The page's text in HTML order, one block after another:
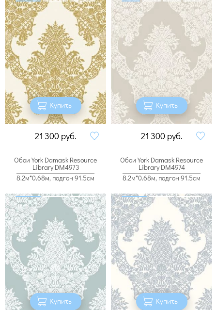
Купить
21 300 руб.
Купить
21 300 руб.
Обои York Damask Resource
Library DM4973
8.2м*0.68м, подгон 91.5см
Купить
Обои York Damask Resource
Library DM4974
8.2м*0.68м, подгон 91.5см
Купить